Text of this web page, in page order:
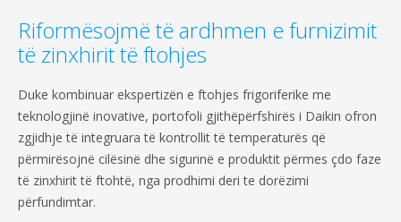
Riformësojmë të ardhmen e furnizimit
të zinxhirit të ftohjes
Duke kombinuar ekspertizën e ftohjes frigoriferike me
teknologjinë inovative, portofoli gjithëpërfshirës i Daikin ofron
zgjidhje të integruara të kontrollit të temperaturës që
përmirësojnë cilësinë dhe sigurinë e produktit përmes çdo faze
të zinxhirit të ftohtë, nga prodhimi deri te dorëzimi
përfundimtar.